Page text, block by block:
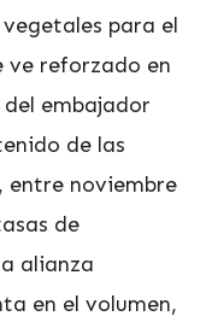
para el
ve reforzado en
embajador
de las
entre noviembre
de
alianza
en el volumen,